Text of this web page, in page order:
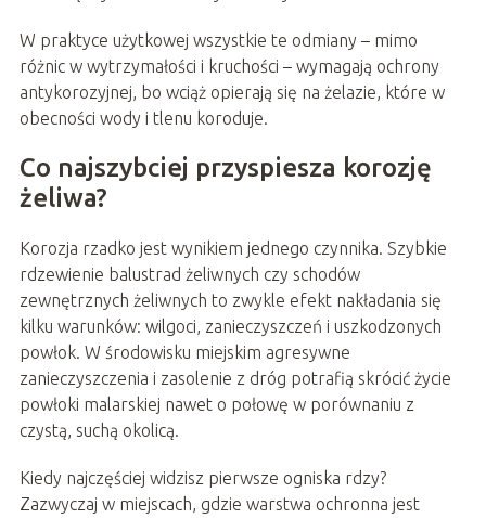
W praktyce użytkowej wszystkie te odmiany – mimo
różnic w wytrzymałości i kruchości – wymagają ochrony
antykorozyjnej, bo wciąż opierają się na żelazie, które w
obecności wody i tlenu koroduje.
Co najszybciej przyspiesza korozję
żeliwa?
Korozja rzadko jest wynikiem jednego czynnika. Szybkie
rdzewienie balustrad żeliwnych czy schodów
zewnętrznych żeliwnych to zwykle efekt nakładania się
kilku warunków: wilgoci, zanieczyszczeń i uszkodzonych
powłok. W środowisku miejskim agresywne
zanieczyszczenia i zasolenie z dróg potrafią skrócić życie
powłoki malarskiej nawet o połowę w porównaniu z
czystą, suchą okolicą.
Kiedy najczęściej widzisz pierwsze ogniska rdzy?
Zazwyczaj w miejscach, gdzie warstwa ochronna jest